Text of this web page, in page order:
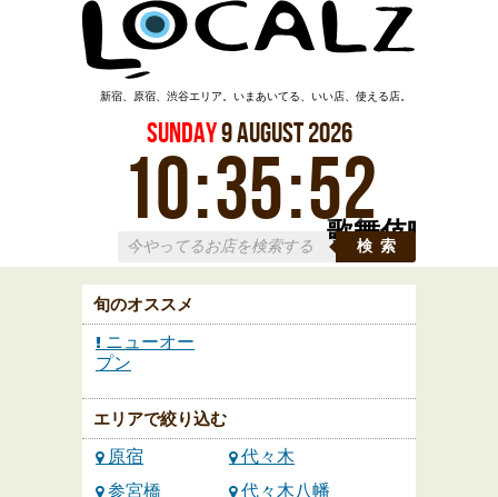
歌舞伎町
新宿、原宿、渋谷エリア。いまあいてる、いい店、使える店。
Sunday9August2026
10:35:52
検索
旬のオススメ
ニューオー
プン
エリアで絞り込む
原宿
代々木
参宮橋
代々木八幡